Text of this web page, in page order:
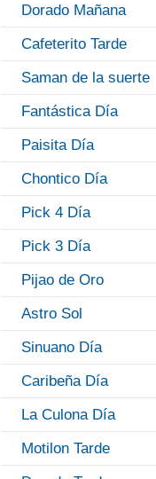
Dorado Mañana
Cafeterito Tarde
Saman de la suerte
Fantástica Día
Paisita Día
Chontico Día
Pick 4 Día
Pick 3 Día
Pijao de Oro
Astro Sol
Sinuano Día
Caribeña Día
La Culona Día
Motilon Tarde